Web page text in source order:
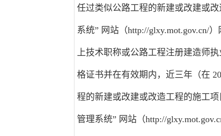
任过类似公路工程的新建或改建或
系统” 网站（http://glxy.mot.gov.cn/
上技术职称或公路工程注册建造师
格证书并在有效期内，近三年（在
程的新建或改建或改造工程的施工
管理系统” 网站（http://